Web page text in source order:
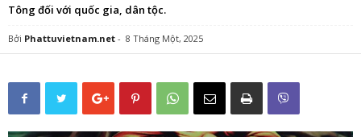
Tông đối với quốc gia, dân tộc.
Bởi Phattuvietnam.net - 8 Tháng Một, 2025